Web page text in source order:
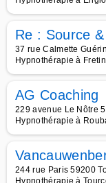
Re : Source
37 rue Calmette
Hypnothérapie à Fretin
AG Coaching
229 avenue Le Nôtre
Hypnothérapie à
244 rue Paris 59200
Hypnothérapie à